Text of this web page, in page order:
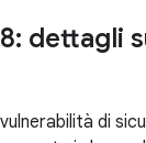
dettagli
di